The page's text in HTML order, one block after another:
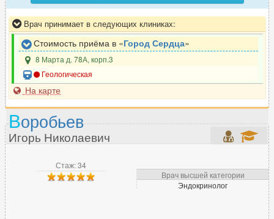
Врач принимает в следующих клиниках:
Стоимость приёма в «Город Сердца»
8 Марта д. 78А, корп.3
Геологическая
На карте
Стаж: 34
Врач высшей категории
Эндокринолог
Воробьев
Игорь Николаевич